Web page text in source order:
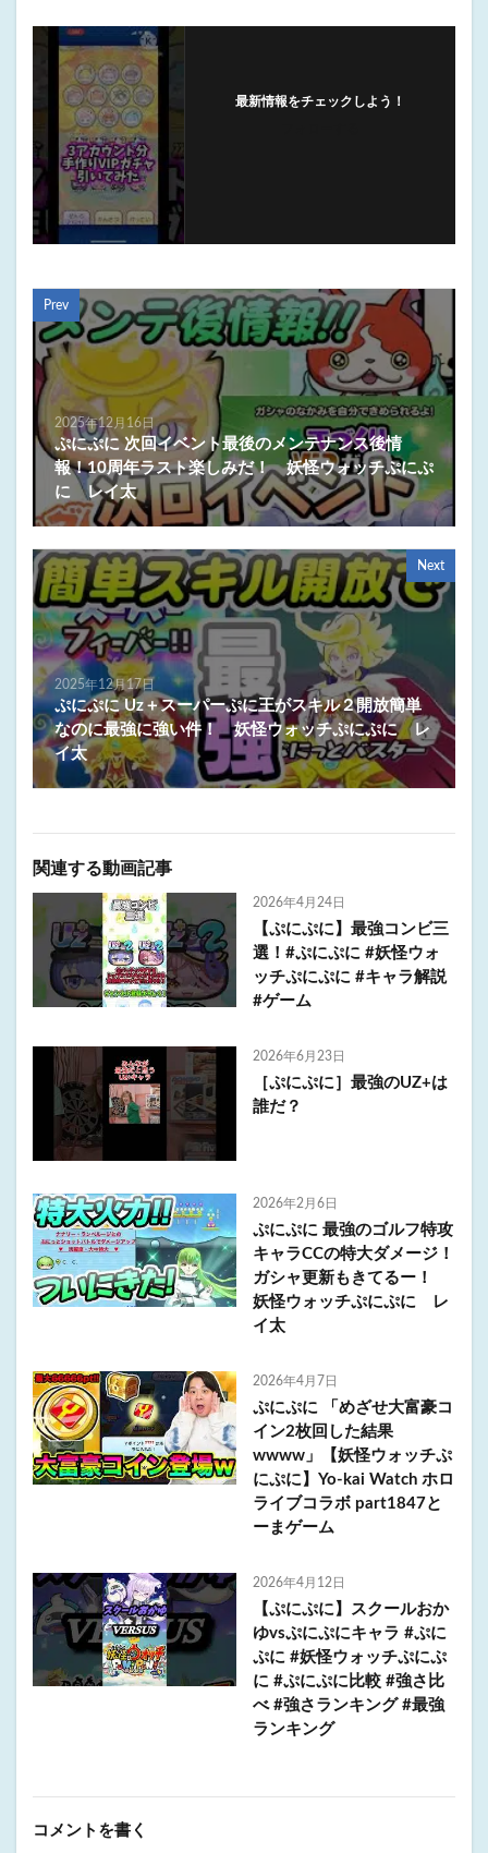
最新情報をチェックしよう！
Prev
2025年12月16日
ぷにぷに 次回イベント最後のメンテナンス後情
報！10周年ラスト楽しみだ！ 妖怪ウォッチぷにぷ
に レイ太
Next
2025年12月17日
ぷにぷに Uz＋スーパーぷに王がスキル２開放簡単
なのに最強に強い件！ 妖怪ウォッチぷにぷに レ
イ太
関連する動画記事
2026年4月24日
【ぷにぷに】最強コンビ三
選！#ぷにぷに #妖怪ウォ
ッチぷにぷに #キャラ解説
#ゲーム
2026年6月23日
［ぷにぷに］最強のUZ+は
誰だ？
2026年2月6日
ぷにぷに 最強のゴルフ特攻
キャラCCの特大ダメージ！
ガシャ更新もきてるー！
妖怪ウォッチぷにぷに レ
イ太
2026年4月7日
ぷにぷに 「めざせ大富豪コ
イン2枚回した結果
wwww」【妖怪ウォッチぷ
にぷに】Yo-kai Watch ホロ
ライブコラボ part1847と
ーまゲーム
2026年4月12日
【ぷにぷに】スクールおか
ゆvsぷにぷにキャラ #ぷに
ぷに #妖怪ウォッチぷにぷ
に #ぷにぷに比較 #強さ比
べ #強さランキング #最強
ランキング
コメントを書く